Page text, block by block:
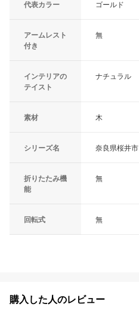
代表カラー ゴールド
アームレスト
付き
無
インテリアの
テイスト
ナチュラル
素材 木
シリーズ名 奈良県桜井市
折りたたみ機
能
無
回転式 無
購入した人のレビュー